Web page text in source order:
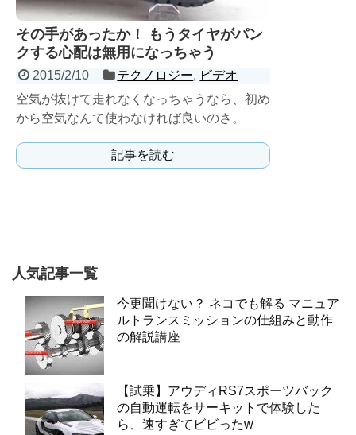
その手があったか！ もうタイヤがパン
クする心配は無用になっちゃう
2015/2/10 テクノロジー, ビデオ
空気が抜けて走れなくなっちゃうなら、初め
から空気なんて使わなければ良いのさ。
記事を読む
人気記事一覧
今更聞けない？ ネコでも解る マニュア
ルトランスミッションの仕組みと動作
の解説講座
【試乗】アウディRS7スポーツバック
の自動運転をサーキットで体験した
ら、速すぎてビビったw